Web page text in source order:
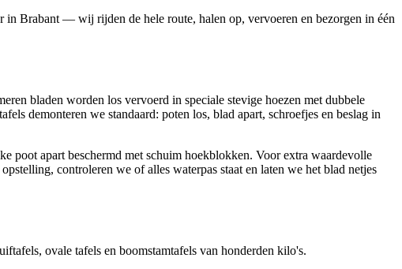
Brabant — wij rijden de hele route, halen op, vervoeren en bezorgen in één
bladen worden los vervoerd in speciale stevige hoezen met dubbele
demonteren we standaard: poten los, blad apart, schroefjes en beslag in
poot apart beschermd met schuim hoekblokken. Voor extra waardevolle
controleren we of alles waterpas staat en laten we het blad netjes
ovale tafels en boomstamtafels van honderden kilo's.